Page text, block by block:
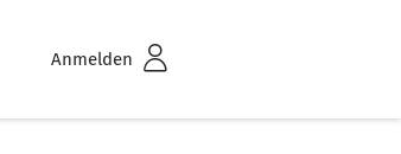
Anmelden